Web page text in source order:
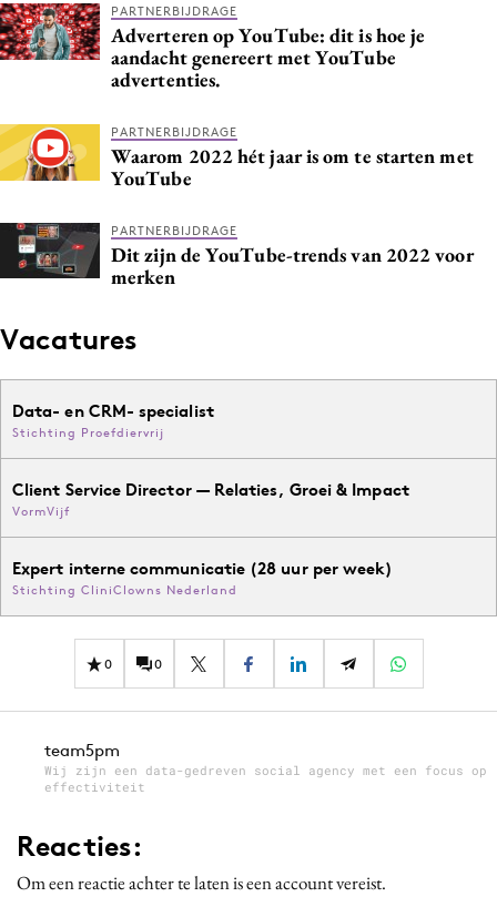
PARTNERBIJDRAGE
Adverteren op YouTube: dit is hoe je
aandacht genereert met YouTube
advertenties.
PARTNERBIJDRAGE
Waarom 2022 hét jaar is om te starten met
YouTube
PARTNERBIJDRAGE
Dit zijn de YouTube-trends van 2022 voor
merken
Vacatures
Data- en CRM- specialist
Stichting Proefdiervrij
Client Service Director — Relaties, Groei & Impact
VormVijf
Expert interne communicatie (28 uur per week)
Stichting CliniClowns Nederland
0 0
team5pm
Wij zijn een data-gedreven social agency met een focus op
effectiviteit
Reacties:
Om een reactie achter te laten is een account vereist.